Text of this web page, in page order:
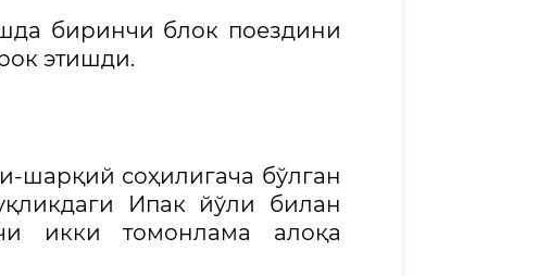
биринчи блок поездини
этишди.
соҳилигача бўлган
Ипак йўли билан
икки томонлама алоқа